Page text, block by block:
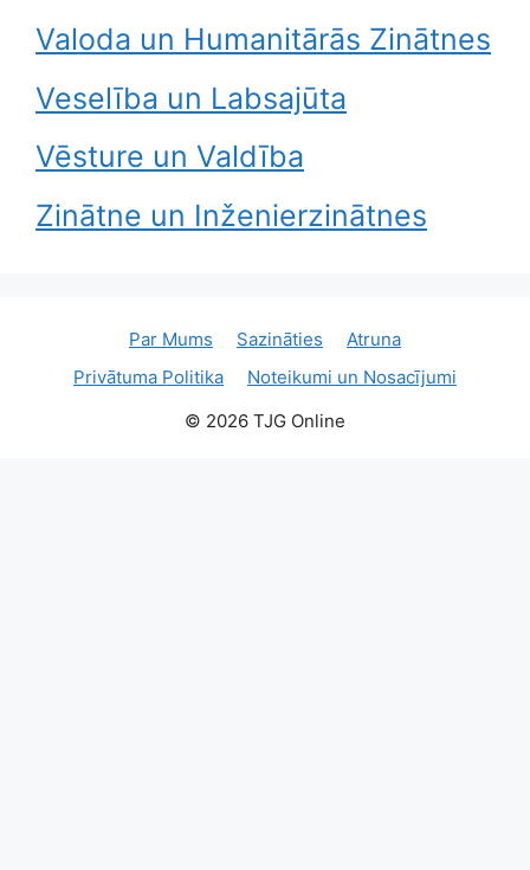
Valoda un Humanitārās Zinātnes
Veselība un Labsajūta
Vēsture un Valdība
Zinātne un Inženierzinātnes
Par Mums Sazināties
Atruna
Privātuma Politika
Noteikumi un Nosacījumi
© 2026 TJG Online